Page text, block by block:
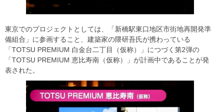
東京でのプロジェクトとしては、「新橋駅東口地区市街地再開発準
備組合」に参画すること、建築家の隈研吾氏が携わっている
「TOTSU PREMIUM 白金台二丁目（仮称）」につづく第2弾の
「TOTSU PREMIUM 恵比寿南（仮称）」が計画中であることが発
表された。